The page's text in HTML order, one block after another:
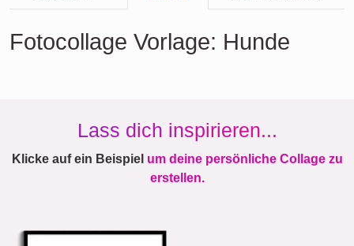
Fotocollage Vorlage: Hunde
Lass dich inspirieren...
Klicke auf ein Beispiel um deine persönliche Collage zu
erstellen.